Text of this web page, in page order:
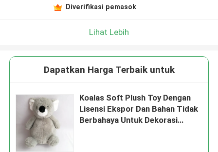
Diverifikasi pemasok
Lihat Lebih
Dapatkan Harga Terbaik untuk
Koalas Soft Plush Toy Dengan
Lisensi Ekspor Dan Bahan Tidak
Berbahaya Untuk Dekorasi